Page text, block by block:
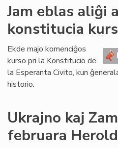
Jam eblas aliĝi
konstitucia
Ekde majo komenciĝos
kurso pri la Konstitucio de
la Esperanta Civito, kun
historio.
Ukrajno kaj
februara